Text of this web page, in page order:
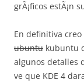
grÃ¡ficos estÃ¡n
En definitiva
ubuntu kubuntu
algunos detalles
ve que KDE 4